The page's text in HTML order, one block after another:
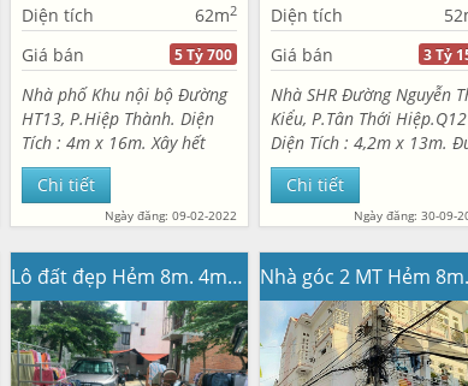
Diện tích
62m2
Giá bán 5 Tỷ 700
Nhà phố Khu nội bộ Đường
HT13, P.Hiệp Thành. Diện
Tích : 4m x 16m. Xây hết
đất. DTSD 270m2.Đúc 1 trệt
1 lửng 3 lầu. Gồm 5PN,
5WC, 2 sân thượng. Nội thất
Chi tiết
Ngày đăng: 09-02-2022
Diện tích
Giá bán 3 Tỷ
Nhà SHR Đường Nguyễn
Kiểu, P.Tân Thới Hiệp.Q12
Diện Tích : 4,2m x 13m.
thật 1 lầu. Gồm
3PN,2WC.Hẻm 3,5m. Khu
nhà lầu kín. Gần Chợ,
Metro…… Sổ hồng riêng
hoàn công đầy...
Chi tiết
Ngày đăng: 30-09-
Lô đất đẹp Hẻm 8m. 4m x 12m. Đường TCH18